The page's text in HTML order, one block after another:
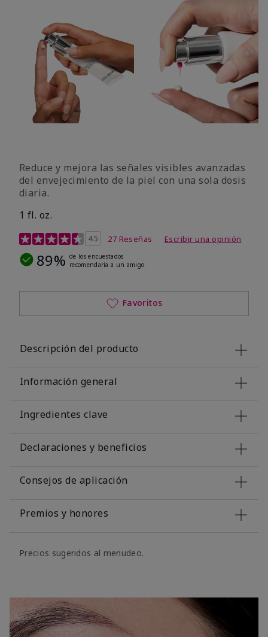
Reduce y mejora las señales visibles avanzadas
del envejecimiento de la piel con una sola dosis
diaria.
1 fl. oz.
Calificación de clientes de 4,1 de 5
4.5 27 Reseñas Escribir una opinión
89% de los encuestados
recomendaría a un amigo.
Favoritos
Descripción del producto
Información general
Ingredientes clave
Declaraciones y beneficios
Consejos de aplicación
Premios y honores
Precios sugeridos al menudeo.